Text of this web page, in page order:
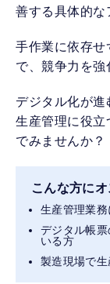
善する具体的な
手作業に依存せ
で、競争力を強
デジタル化が進
生産管理に役立
でみませんか？
こんな方にオ
生産管理業
デジタル帳
いる方
製造現場で